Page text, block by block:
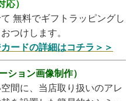
）
無料でギフトラッピングし
つけします。
ードの詳細はコチラ＞＞
ョン画像制作）
間に、当店取り扱いのアレ